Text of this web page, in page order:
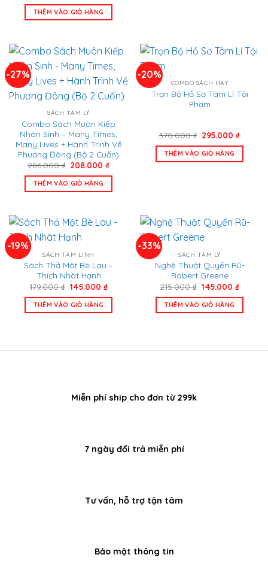
là:
870.000 ₫.
tại
THÊM VÀO GIỎ HÀNG
-27%
SÁCH TÂM LÝ
Combo Sách Muôn Kiếp
Nhân Sinh – Many Times,
Many Lives + Hành Trình Về
Phương Đông (Bộ 2 Cuốn)
286.000₫ Giá
là:
286.000 ₫.
208.000₫Giá
THÊM VÀO GIỎ HÀNG
-20%
COMBO SÁCH HAY
Trọn Bộ Hồ Sơ Tâm Lí Tội
Phạm
370.000₫ Giá
là:
370.000 ₫.
295.000₫Giá
THÊM VÀO GIỎ HÀNG
-19%
SÁCH TÂM LINH
Sách Thả Một Bè Lau –
Thích Nhât Hạnh
179.000₫ Giá
là:
179.000 ₫.
145.000 ₫Giá
tại
THÊM VÀO GIỎ HÀNG
-33%
SÁCH TÂM LÝ
Nghệ Thuật Quyến Rũ-
Robert Greene
215.000₫ Giá
là:
215.000 ₫.
145.000 ₫Giá
tại
THÊM VÀO GIỎ HÀNG
Miễn phí ship cho đơn từ 299k
7 ngày đổi trả miễn phí
Tư vấn, hỗ trợ tận tâm
Bảo mật thông tin